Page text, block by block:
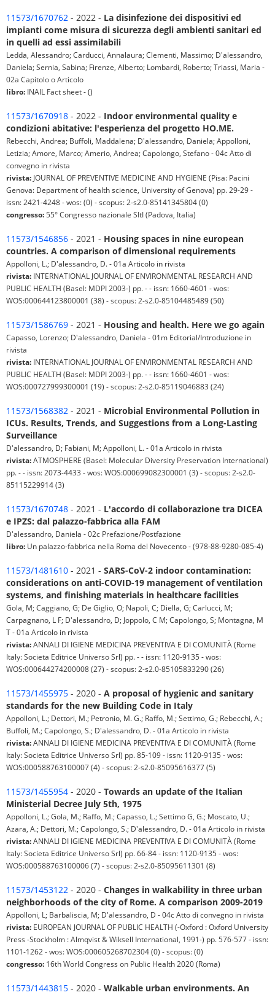
11573/1670762 - 2022 - La disinfezione dei dispositivi ed
impianti come misura di sicurezza degli ambienti sanitari ed
in quelli ad essi assimilabili
Ledda, Alessandro; Carducci, Annalaura; Clementi, Massimo; D'alessandro,
Daniela; Sernia, Sabina; Firenze, Alberto; Lombardi, Roberto; Triassi, Maria -
02a Capitolo o Articolo
libro: INAIL Fact sheet - ()
11573/1670918 - 2022 - Indoor environmental quality e
condizioni abitative: l'esperienza del progetto HO.ME.
Rebecchi, Andrea; Buffoli, Maddalena; D'alessandro, Daniela; Appolloni,
Letizia; Amore, Marco; Amerio, Andrea; Capolongo, Stefano - 04c Atto di
convegno in rivista
rivista: JOURNAL OF PREVENTIVE MEDICINE AND HYGIENE (Pisa: Pacini
Genova: Department of health science, University of Genova) pp. 29-29 -
issn: 2421-4248 - wos: (0) - scopus: 2-s2.0-85141345804 (0)
congresso:55° Congresso nazionale SItI (Padova, Italia)
11573/1546856 - 2021 - Housing spaces in nine european
countries. A comparison of dimensional requirements
Appolloni, L.; D'alessandro, D. - 01a Articolo in rivista
rivista: INTERNATIONAL JOURNAL OF ENVIRONMENTAL RESEARCH AND
PUBLIC HEALTH (Basel: MDPI 2003-) pp. - - issn: 1660-4601 - wos:
WOS:000644123800001 (38) - scopus: 2-s2.0-85104485489 (50)
11573/1586769 - 2021 - Housing and health. Here we go again
Capasso, Lorenzo; D'alessandro, Daniela - 01m Editorial/Introduzione in
rivista
rivista: INTERNATIONAL JOURNAL OF ENVIRONMENTAL RESEARCH AND
PUBLIC HEALTH (Basel: MDPI 2003-) pp. - - issn: 1660-4601 - wos:
WOS:000727999300001 (19) - scopus: 2-s2.0-85119046883 (24)
11573/1568382 - 2021 - Microbial Environmental Pollution in
ICUs. Results, Trends, and Suggestions from a Long-Lasting
Surveillance
D'alessandro, D; Fabiani, M; Appolloni, L. - 01a Articolo in rivista
rivista:ATMOSPHERE (Basel: Molecular Diversity Preservation International)
pp. - - issn: 2073-4433 - wos: WOS:000699082300001 (3) - scopus: 2-s2.0-
85115229914 (3)
11573/1670748 - 2021 - L'accordo di collaborazione tra DICEA
e IPZS: dal palazzo-fabbrica alla FAM
D'alessandro, Daniela - 02c Prefazione/Postfazione
libro: Un palazzo-fabbrica nella Roma del Novecento - (978-88-9280-085-4)
11573/1481610 - 2021 - SARS-CoV-2 indoor contamination:
considerations on anti-COVID-19 management of ventilation
systems, and finishing materials in healthcare facilities
Gola, M; Caggiano, G; De Giglio, O; Napoli, C; Diella, G; Carlucci, M;
Carpagnano, L F; D'alessandro, D; Joppolo, C M; Capolongo, S; Montagna, M
T - 01a Articolo in rivista
rivista:ANNALI DI IGIENE MEDICINA PREVENTIVA E DI COMUNITÀ (Rome
Italy: Societa Editrice Universo Srl) pp. - - issn: 1120-9135 - wos:
WOS:000644274200008 (27) - scopus: 2-s2.0-85105833290 (26)
11573/1455975 - 2020 - A proposal of hygienic and sanitary
standards for the new Building Code in Italy
Appolloni, L.; Dettori, M.; Petronio, M. G.; Raffo, M.; Settimo, G.; Rebecchi, A.;
Buffoli, M.; Capolongo, S.; D'alessandro, D. - 01a Articolo in rivista
rivista:ANNALI DI IGIENE MEDICINA PREVENTIVA E DI COMUNITÀ (Rome
Italy: Societa Editrice Universo Srl) pp. 85-109 - issn: 1120-9135 - wos:
WOS:000588763100007 (4) - scopus: 2-s2.0-85095616377 (5)
11573/1455954 - 2020 - Towards an update of the Italian
Ministerial Decree July 5th, 1975
Appolloni, L.; Gola, M.; Raffo, M.; Capasso, L.; Settimo G, G.; Moscato, U.;
Azara, A.; Dettori, M.; Capolongo, S.; D'alessandro, D. - 01a Articolo in rivista
rivista:ANNALI DI IGIENE MEDICINA PREVENTIVA E DI COMUNITÀ (Rome
Italy: Societa Editrice Universo Srl) pp. 66-84 - issn: 1120-9135 - wos:
WOS:000588763100006 (7) - scopus: 2-s2.0-85095611301 (8)
11573/1453122 - 2020 - Changes in walkability in three urban
neighborhoods of the city of Rome. A comparison 2009-2019
Appolloni, L; Barbaliscia, M; D'alessandro, D - 04c Atto di convegno in rivista
rivista: EUROPEAN JOURNAL OF PUBLIC HEALTH (-Oxford : Oxford University
Press -Stockholm : Almqvist & Wiksell International, 1991-) pp. 576-577 - issn:
1101-1262 - wos: WOS:000605268702304 (0) - scopus: (0)
congresso: 16th World Congress on Public Health 2020 (Roma)
11573/1443815 - 2020 - Walkable urban environments. An